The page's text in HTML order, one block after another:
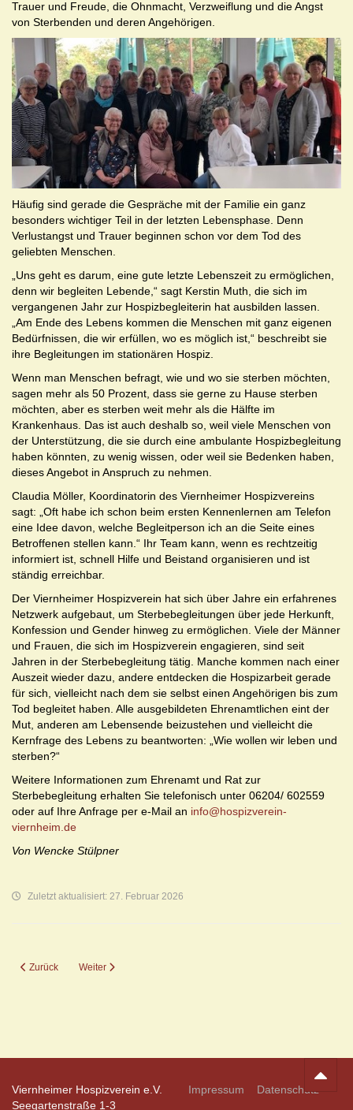
Trauer und Freude, die Ohnmacht, Verzweiflung und die Angst
von Sterbenden und deren Angehörigen.
Häufig sind gerade die Gespräche mit der Familie ein ganz
besonders wichtiger Teil in der letzten Lebensphase. Denn
Verlustangst und Trauer beginnen schon vor dem Tod des
geliebten Menschen.
„Uns geht es darum, eine gute letzte Lebenszeit zu ermöglichen,
denn wir begleiten Lebende,“ sagt Kerstin Muth, die sich im
vergangenen Jahr zur Hospizbegleiterin hat ausbilden lassen.
„Am Ende des Lebens kommen die Menschen mit ganz eigenen
Bedürfnissen, die wir erfüllen, wo es möglich ist,“ beschreibt sie
ihre Begleitungen im stationären Hospiz.
Wenn man Menschen befragt, wie und wo sie sterben möchten,
sagen mehr als 50 Prozent, dass sie gerne zu Hause sterben
möchten, aber es sterben weit mehr als die Hälfte im
Krankenhaus. Das ist auch deshalb so, weil viele Menschen von
der Unterstützung, die sie durch eine ambulante Hospizbegleitung
haben könnten, zu wenig wissen, oder weil sie Bedenken haben,
dieses Angebot in Anspruch zu nehmen.
Claudia Möller, Koordinatorin des Viernheimer Hospizvereins
sagt: „Oft habe ich schon beim ersten Kennenlernen am Telefon
eine Idee davon, welche Begleitperson ich an die Seite eines
Betroffenen stellen kann.“ Ihr Team kann, wenn es rechtzeitig
informiert ist, schnell Hilfe und Beistand organisieren und ist
ständig erreichbar.
Der Viernheimer Hospizverein hat sich über Jahre ein erfahrenes
Netzwerk aufgebaut, um Sterbebegleitungen über jede Herkunft,
Konfession und Gender hinweg zu ermöglichen. Viele der Männer
und Frauen, die sich im Hospizverein engagieren, sind seit
Jahren in der Sterbebegleitung tätig. Manche kommen nach einer
Auszeit wieder dazu, andere entdecken die Hospizarbeit gerade
für sich, vielleicht nach dem sie selbst einen Angehörigen bis zum
Tod begleitet haben. Alle ausgebildeten Ehrenamtlichen eint der
Mut, anderen am Lebensende beizustehen und vielleicht die
Kernfrage des Lebens zu beantworten: „Wie wollen wir leben und
sterben?“
Weitere Informationen zum Ehrenamt und Rat zur
Sterbebegleitung erhalten Sie telefonisch unter 06204/ 602559
oder auf Ihre Anfrage per e-Mail an info@hospizverein-
viernheim.de
Von Wencke Stülpner
Zuletzt aktualisiert: 27. Februar 2026
Vorheriger Beitrag: Das Trauercafé
Zurück Nächster Beitrag: Viernheim Connected – Die Innenstadt wird
Weiter
Viernheimer Hospizverein e.V.
Seegartenstraße 1-3
Impressum Datenschutz